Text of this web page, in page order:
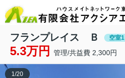
フランプレイス Ｂ 空室1
5.3万円 管理/共益費 2,300円
1/20